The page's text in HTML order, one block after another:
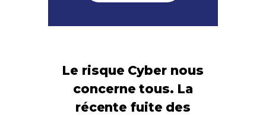
Le risque Cyber nous
concerne tous. La
récente fuite des